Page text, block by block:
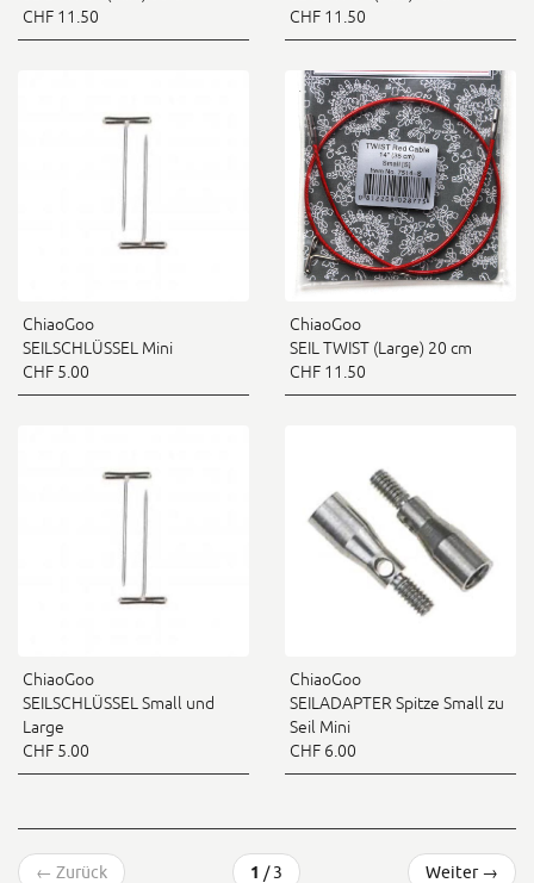
CHF 11.50
CHF 11.50
ChiaoGoo
SEILSCHLÜSSEL Mini
CHF 5.00
ChiaoGoo
SEIL TWIST (Large) 20 cm
CHF 11.50
ChiaoGoo
SEILSCHLÜSSEL Small und
Large
CHF 5.00
ChiaoGoo
SEILADAPTER Spitze Small zu
Seil Mini
CHF 6.00
← Zurück 1 / 3 Weiter→